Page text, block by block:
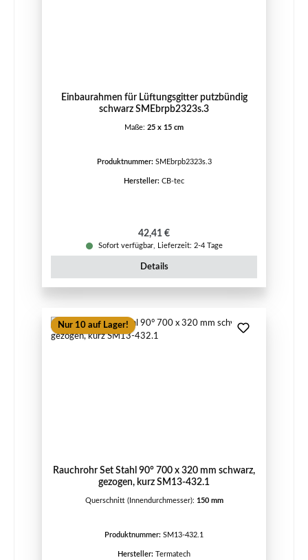
Einbaurahmen für Lüftungsgitter putzbündig
schwarz SMEbrpb2323s.3
Maße: 25 x 15 cm
Produktnummer: SMEbrpb2323s.3
Hersteller: CB-tec
Regulärer Preis:
42,41 €
Sofort verfügbar, Lieferzeit: 2-4 Tage
Details
Nur 10 auf Lager!
Rauchrohr Set Stahl 90° 700 x 320 mm schwarz,
gezogen, kurz SM13-432.1
Querschnitt (Innendurchmesser): 150 mm
Produktnummer: SM13-432.1
Hersteller: Termatech